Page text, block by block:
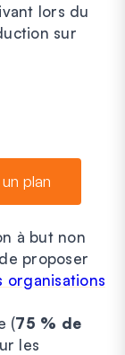
lors du
sur
plan
à but non
proposer
organisations
(75 % de
les